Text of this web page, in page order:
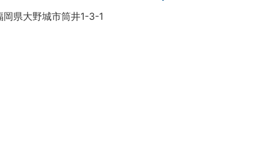
岡県大野城市筒井1-3-1